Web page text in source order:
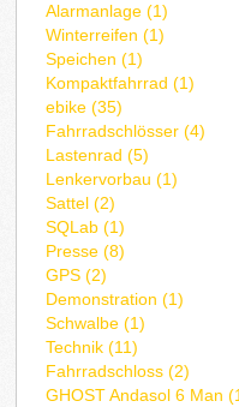
Alarmanlage (1)
Winterreifen (1)
Speichen (1)
Kompaktfahrrad (1)
ebike (35)
Fahrradschlösser (4)
Lastenrad (5)
Lenkervorbau (1)
Sattel (2)
SQLab (1)
Presse (8)
GPS (2)
Demonstration (1)
Schwalbe (1)
Technik (11)
Fahrradschloss (2)
GHOST Andasol 6 Man